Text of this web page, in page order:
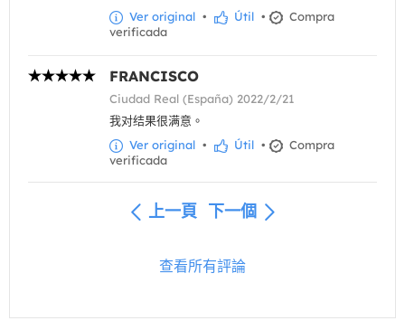
Ver original • Útil •
Compra
verificada
FRANCISCO
Ciudad Real (España) 2022/2/21
我对结果很满意。
Ver original • Útil •
Compra
verificada
上一頁 下一個
查看所有評論